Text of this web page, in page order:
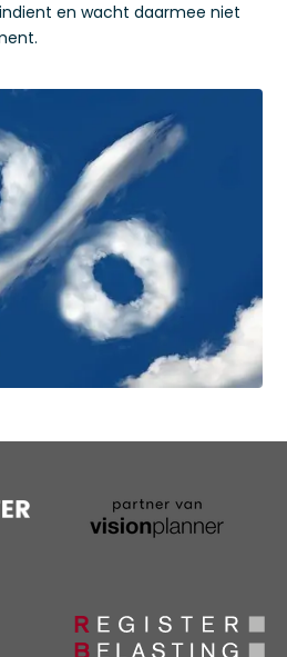
en wacht daarmee niet